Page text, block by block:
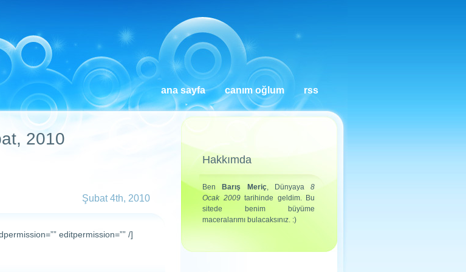
ana sayfa canım oğlum rss
2010
Şubat 4th, 2010
editpermission=”” /]
Hakkımda
Ben Barış Meriç, Dünyaya 8
Ocak 2009tarihinde geldim. Bu
sitede benim büyüme
maceralarımı bulacaksınız. :)